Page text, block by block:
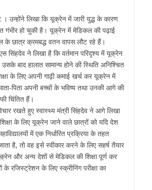
उन्होंने लिखा कि यूक्रेन में जारी युद्ध के कारण
गंभीर हो चुकी है। यूक्रेन में मेडिकल की पढ़ाई
के छात्र क्रमबद्ध वतन वापस लौट रहे हैं।
सिंहदेव ने लिखा है कि वर्तमान परिदृश्य में यूक्रेन
बाद हालात सामान्य होने की स्थिति अनिश्चित
के लिए अपनी गाढ़ी कमाई खर्च कर यूक्रेन में
पिता अपनी बच्चों के भविष्य तथा उनकी आगे की
चिंतित हैं।
रखते हुए स्वास्थ्य मंत्री सिंहदेव ने आगे लिखा
के लिए यूक्रेन जाने वाले छात्रों को यदि देश
में एक निर्धारित प्रक्रिया के तहत
है, तो वह इसे स्वीकार करने के लिए सहर्ष तैयार
और अन्य देशों से मेडिकल की शिक्षा पूर्ण कर
के रजिस्ट्रेशन के लिए स्क्रीनिंग परीक्षा का